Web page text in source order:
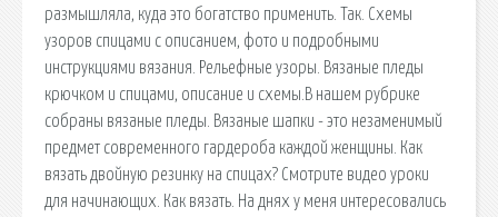
размышляла, куда это богатство применить. Так. Схемы
узоров спицами с описанием, фото и подробными
инструкциями вязания. Рельефные узоры. Вязаные пледы
крючком и спицами, описание и схемы.В нашем рубрике
собраны вязаные пледы. Вязаные шапки - это незаменимый
предмет современного гардероба каждой женщины. Как
вязать двойную резинку на спицах? Смотрите видео уроки
для начинающих. Как вязать. На днях у меня интересовались